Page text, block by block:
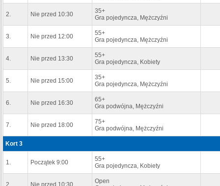
2. Nie przed 10:30
35+
Gra pojedyncza, Mężczyźni
3. Nie przed 12:00
55+
Gra pojedyncza, Mężczyźni
4. Nie przed 13:30
55+
Gra pojedyncza, Kobiety
5. Nie przed 15:00
35+
Gra pojedyncza, Mężczyźni
6. Nie przed 16:30
65+
Gra podwójna, Mężczyźni
7. Nie przed 18:00
75+
Gra podwójna, Mężczyźni
Kort 3
1. Początek 9:00
55+
Gra pojedyncza, Kobiety
2. Nie przed 10:30
Open